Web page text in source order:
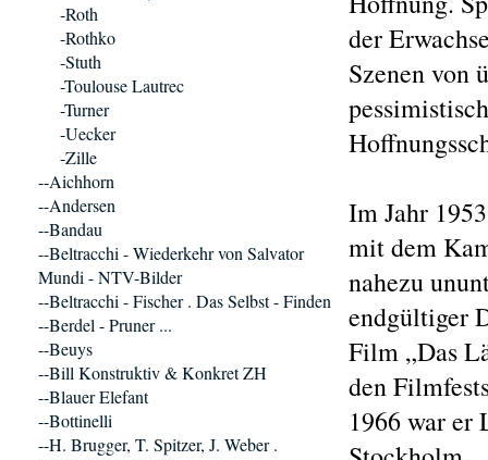
der
Szenen von
Im Jahr
mit dem
nahezu
endgültiger
Film „Das
den
1966 war er
-Roth
-Rothko
-Stuth
-Toulouse Lautrec
-Turner
-Uecker
-Zille
--Aichhorn
--Andersen
--Bandau
--Beltracchi - Wiederkehr von Salvator
Mundi - NTV-Bilder
--Beltracchi - Fischer . Das Selbst - Finden
--Berdel - Pruner ...
--Beuys
--Bill Konstruktiv & Konkret ZH
--Blauer Elefant
--Bottinelli
--H. Brugger, T. Spitzer, J. Weber .